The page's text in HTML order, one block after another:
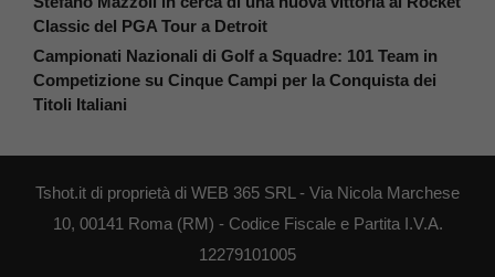
Classic del PGA Tour a Detroit
Campionati Nazionali di Golf a Squadre: 101 Team in
Competizione su Cinque Campi per la Conquista dei
Titoli Italiani
Tshot.it di proprietà di WEB 365 SRL - Via Nicola Marchese
10, 00141 Roma (RM) - Codice Fiscale e Partita I.V.A.
12279101005